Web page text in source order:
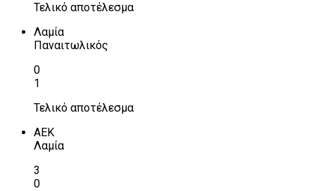
Τελικό αποτέλεσμα
Λαμία
Παναιτωλικός
0
1
Τελικό αποτέλεσμα
ΑΕΚ
Λαμία
3
0